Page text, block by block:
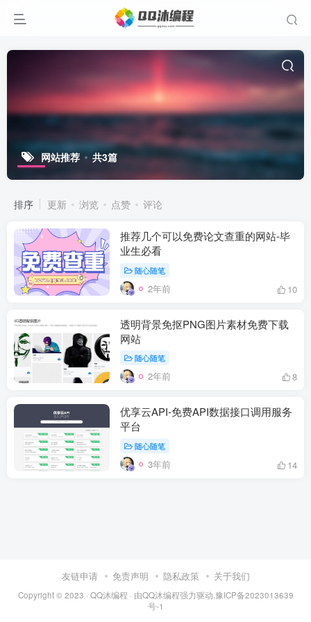
网站推荐 共3篇
排序 更新 浏览 点赞 评论
推荐几个可以免费论文查重的网站-毕
业生必看
随心随笔
2年前 10
透明背景免抠PNG图片素材免费下载
网站
随心随笔
2年前 8
优享云API-免费API数据接口调用服务
平台
随心随笔
3年前 14
友链申请 免责声明 隐私政策 关于我们
Copyright © 2023 · QQ沐编程 · 由QQ沐编程强力驱动. 豫ICP备2023013639
号-1